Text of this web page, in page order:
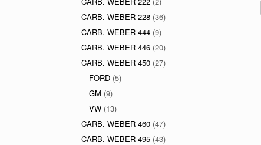
CARB. WEBER 228 (36)
CARB. WEBER 444 (9)
CARB. WEBER 446 (20)
CARB. WEBER 450 (27)
FORD (5)
GM (9)
VW (13)
CARB. WEBER 460 (47)
CARB. WEBER 495 (43)